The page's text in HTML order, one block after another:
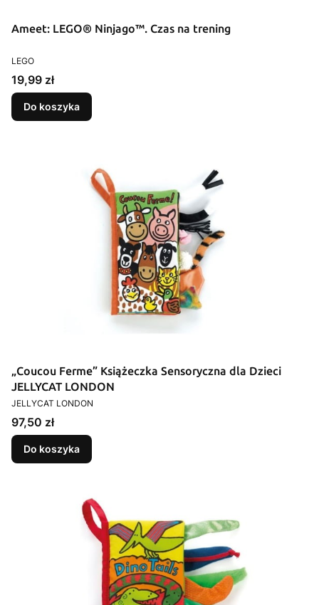
Ameet: LEGO® Ninjago™. Czas na trening
PRODUCENT
LEGO
Cena
19,99 zł
Do koszyka
„Coucou Ferme” Książeczka Sensoryczna dla Dzieci
JELLYCAT LONDON
PRODUCENT
JELLYCAT LONDON
Cena
97,50 zł
Do koszyka